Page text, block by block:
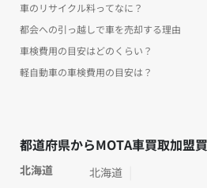
車のリサイクル料ってなに？
都会への引っ越しで車を売却する理由
車検費用の目安はどのくらい？
軽自動車の車検費用の目安は？
都道府県からMOTA車買取加盟
北海道
北海道